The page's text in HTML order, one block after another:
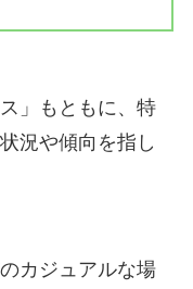
」もともに、特
況や傾向を指し
カジュアルな場